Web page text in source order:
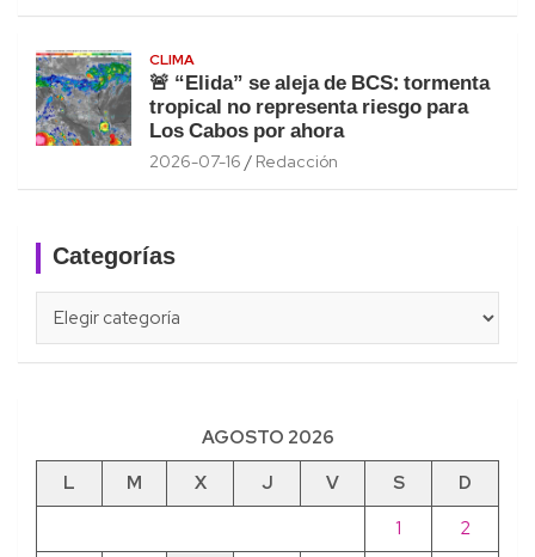
CLIMA
🚨 “Elida” se aleja de BCS: tormenta
tropical no representa riesgo para
Los Cabos por ahora
2026-07-16 Redacción
Categorías
AGOSTO 2026
L
M X J V S
D
1
2